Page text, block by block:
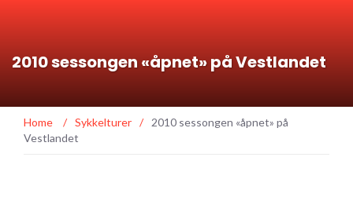
2010 sessongen «åpnet» på Vestlandet
Home / Sykkelturer /
2010 sessongen «åpnet» på
Vestlandet